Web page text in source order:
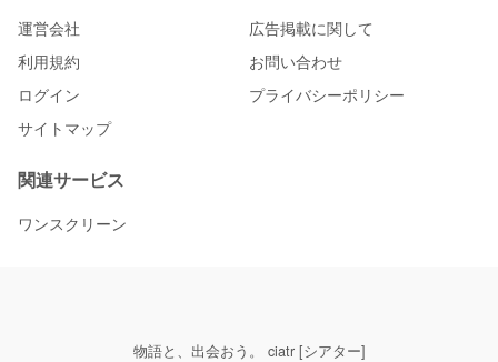
運営会社
広告掲載に関して
利用規約
お問い合わせ
ログイン
プライバシーポリシー
サイトマップ
関連サービス
ワンスクリーン
物語と、出会おう。 ciatr [シアター]